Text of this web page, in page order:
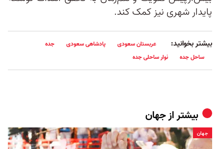
پایدار شهری نیز کمک کند.
بیشتر بخوانید: عربستان سعودی پادشاهی سعودی
جده
ساحل جده
نوار ساحلی جده
بیشتر ازجهان
جهان